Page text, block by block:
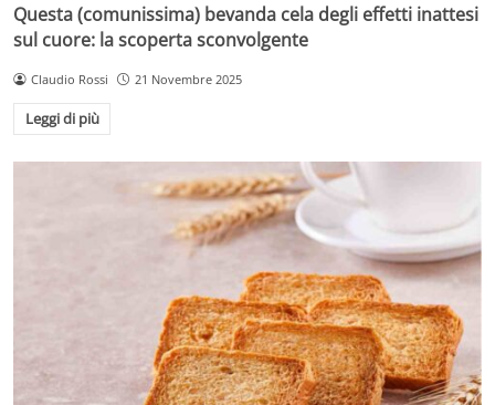
Questa (comunissima) bevanda cela degli effetti inattesi
sul cuore: la scoperta sconvolgente
Claudio Rossi 21 Novembre 2025
Leggi di più